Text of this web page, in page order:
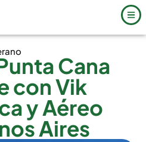
Cana
con Vik
y Aéreo
Aires